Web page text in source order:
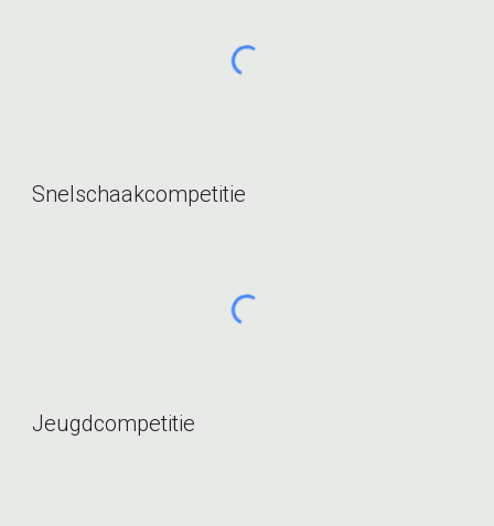
Snelschaakcompetitie
Jeugdcompetitie